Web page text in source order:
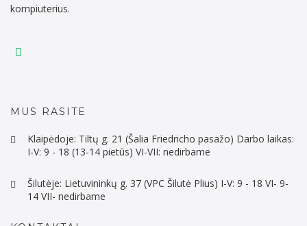
kompiuterius.
MUS RASITE
Klaipėdoje: Tiltų g. 21 (Šalia Friedricho pasažo) Darbo laikas:
I-V: 9 - 18 (13-14 pietūs) VI-VII: nedirbame
Šilutėje: Lietuvininkų g. 37 (VPC Šilutė Plius) I-V: 9 - 18 VI- 9-
14 VII- nedirbame